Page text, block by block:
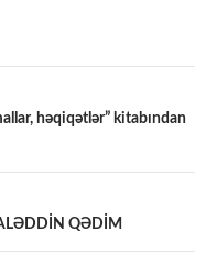
həqiqətlər” kitabından
QƏDİM